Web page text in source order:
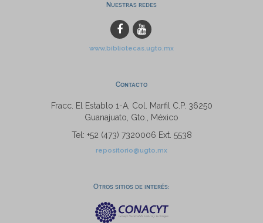
Nuestras redes
www.bibliotecas.ugto.mx
Contacto
Fracc. El Establo 1-A, Col. Marfil C.P. 36250
Guanajuato, Gto., México
Tel: +52 (473) 7320006 Ext. 5538
repositorio@ugto.mx
Otros sitios de interés: